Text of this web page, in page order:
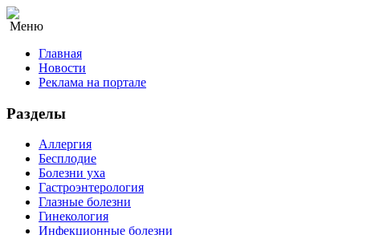
Меню
Главная
Новости
Реклама на портале
Разделы
Аллергия
Бесплодие
Болезни уха
Гастроэнтерология
Глазные болезни
Гинекология
Инфекционные болезни